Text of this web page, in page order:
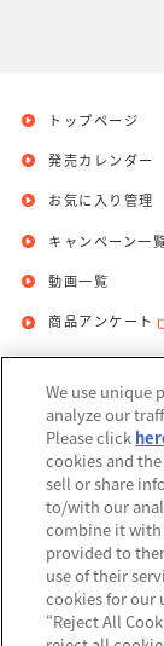
トップページ
発売カレンダー
お気に入り管理
キャンペーン一
動画一覧
商品アンケート
お問
利用
アレ
We use unique
analyze our
Please click
cookies and
sell or share
to/with our
combine it
provided to
use of their
cookies for our
“Reject All